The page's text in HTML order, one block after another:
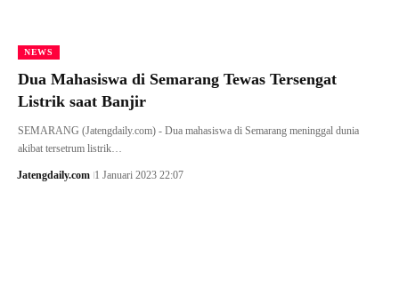
NEWS
Dua Mahasiswa di Semarang Tewas Tersengat
Listrik saat Banjir
SEMARANG (Jatengdaily.com) - Dua mahasiswa di Semarang meninggal dunia
akibat tersetrum listrik…
Jatengdaily.com 1 Januari 2023 22:07